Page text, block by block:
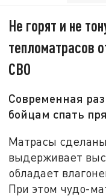
Не горят и не
тепломатрасов
СВО
Современная
бойцам спать
Матрасы
выдерживает
обладает
При этом чудо-